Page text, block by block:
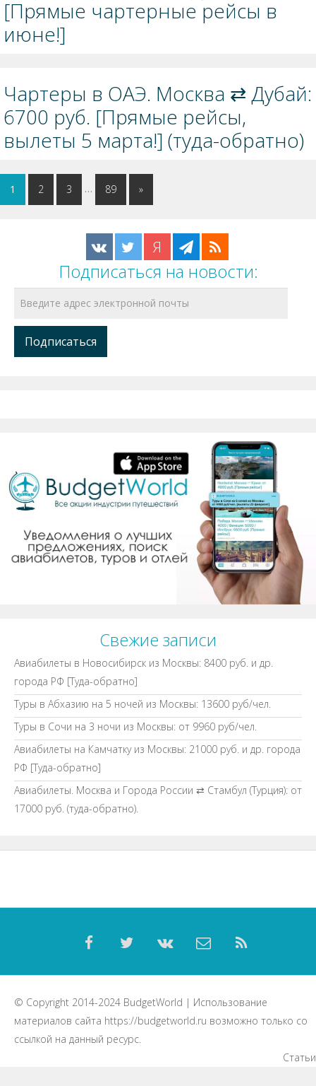
[Прямые чартерные рейсы в
июне!]
Чартеры в ОАЭ. Москва ⇄ Дубай:
6700 руб. [Прямые рейсы,
вылеты 5 марта!] (туда-обратно)
1 2 3 … 89 »
Я
Подписаться на новости:
Свежие записи
Авиабилеты в Новосибирск из Москвы: 8400 руб. и др.
города РФ [Туда-обратно]
Туры в Абхазию на 5 ночей из Москвы: 13600 руб/чел.
Туры в Сочи на 3 ночи из Москвы: от 9960 руб/чел.
Авиабилеты на Камчатку из Москвы: 21000 руб. и др. города
РФ [Туда-обратно]
Авиабилеты. Москва и Города России ⇄ Стамбул (Турция): от
17000 руб. (туда-обратно).
© Copyright 2014-2024 BudgetWorld | Использование
материалов сайта https://budgetworld.ru возможно только со
ссылкой на данный ресурс.
Статьи